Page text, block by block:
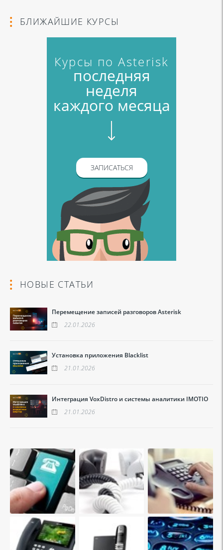
БЛИЖАЙШИЕ КУРСЫ
Курсы по Asterisk
последняя
неделя
каждого месяца
ЗАПИСАТЬСЯ
НОВЫЕ СТАТЬИ
Перемещение записей разговоров Asterisk
22.01.2026
Установка приложения Blacklist
21.01.2026
Интеграция VoxDistro и системы аналитики IMOTIO
21.01.2026